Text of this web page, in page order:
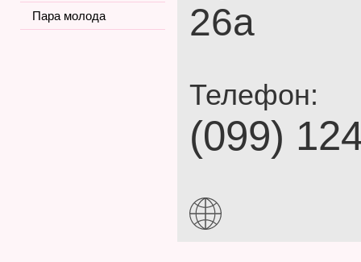
Пара молода
26а
Телефон:
(099)